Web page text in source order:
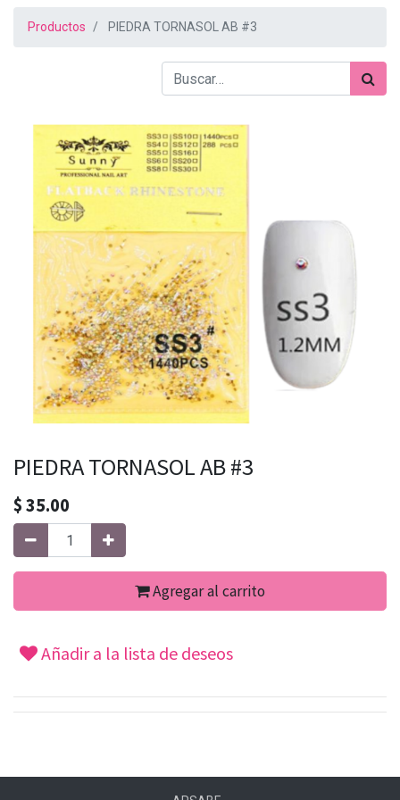
Productos PIEDRA TORNASOL AB #3
PIEDRA TORNASOL AB #3
$35.00
Agregar al carrito
Añadir a la lista de deseos